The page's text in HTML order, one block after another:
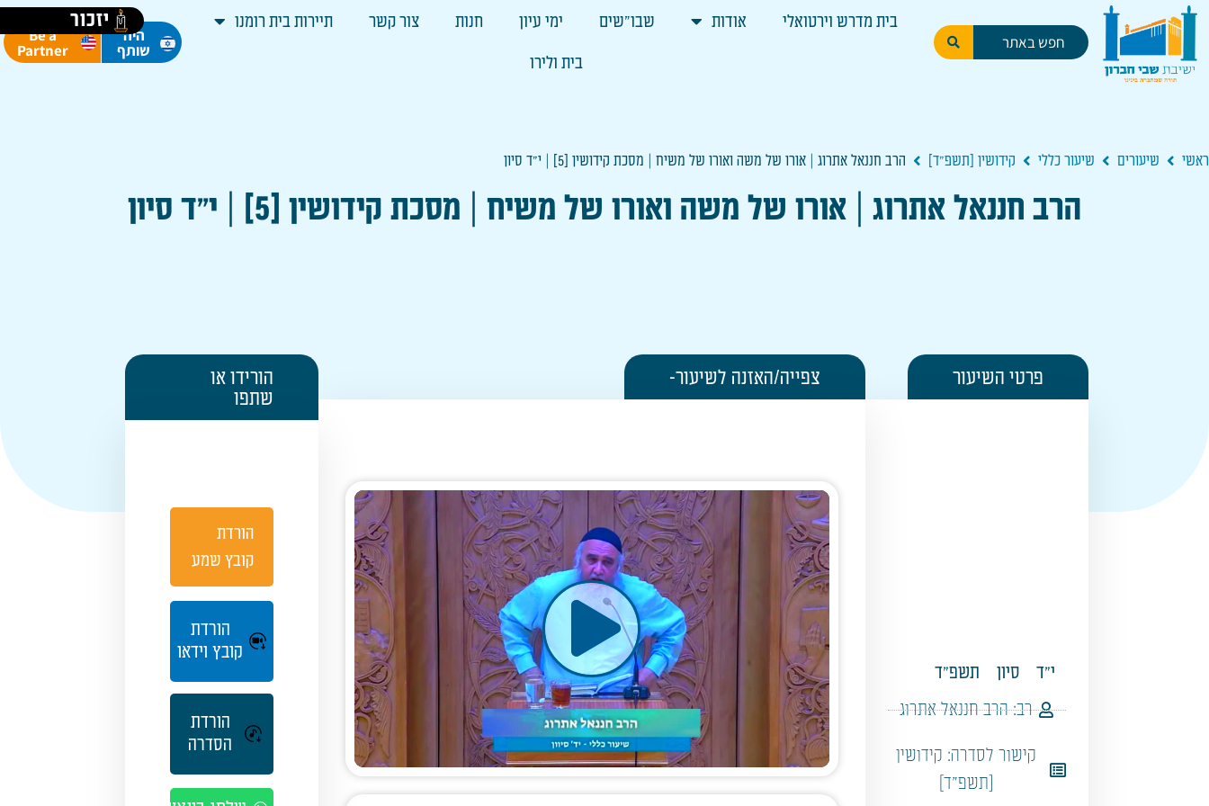
יזכור בית מדרש וירטואלי אודות שבו"שים ימי עיון חנות צור קשר תיירות בית רומנו
בית ולירו
היה
שותף
Be a
Partner
ראשי שיעורים שיעור כללי קידושין [תשפ"ד] הרב חננאל אתרוג | אורו של משה ואורו של משיח | מסכת קידושין [5] | י"ד סיון
הרב חננאל אתרוג | אורו של משה ואורו של משיח | מסכת קידושין [5] | י"ד סיון
פרטי השיעור
י"ד סיון
תשפ"ד
רב: הרב חננאל אתרוג
קישור לסדרה: קידושין
[תשפ"ד]
צפייה/האזנה לשיעור-
הורידו או
שתפו
הורדת
קובץ שמע
הורדת
קובץ וידאו
הורדת
הסדרה